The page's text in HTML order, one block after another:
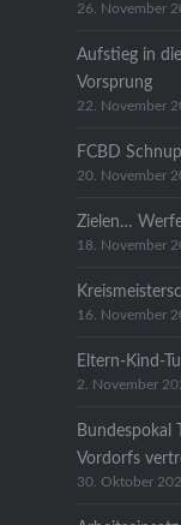
26. November
Aufstieg in
Vorsprung
22. November
FCBD
20. November
Zielen…
18. November
16. November
Eltern-Kind-
2. November
Bundespokal
Vordorfs
30. Oktober